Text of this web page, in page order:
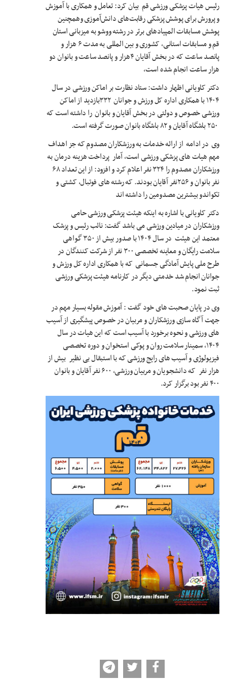
رئیس هیات پزشکی ورزشی قم بیان کرد: تعامل و همکاری با آموزش
و پرورش برای پوشش پزشکی رقابت‌های دانش‌آموزی وهمچنین
پوشش مسابقات المپیادهای برتر در رشته ووشو به میزبانی استان
قم و مسابقات استانی، کشوری و بین المللی به مدت ۶ هزار و
پانصد ساعت که در بخش آقایان ۴هزار و پانصد ساعت و بانوان دو
هزار ساعت انجام شده است،
دکتر کاویانی اظهار داشت: ستاد نظارت بر اماکن ورزشی در سال
۱۴۰۴ با همکاری اداره کل ورزش و جوانان ۳۳۲بازدید از اماکن
ورزشی خصوص و دولتی در بخش آقایان و بانوان را داشته است که
وی در ادامه از ارائه خدمات به ورزشکاران مصدوم که جز اهداف
مهم هیات های پزشکی ورزشی است، آمار پرداخت هزینه درمان به
ورزشکاران مصدوم را ۳۲۴ نفر اعلام کرد و افزود: از این تعداد ۶۸
نفر بانوان و ۲۵۶نفر آقایان بودند. که رشته های فوتبال، کشتی و
تکواندو بیشترین مصدومین را داشته اند
دکتر کاویانی با اشاره به اینکه هیئت پزشکی ورزشی حامی
ورزشکاران در میادین ورزشی می باشد گفت: نائب رئیس و پزشک
معتمد این هیئت در سال ۱۴۰۴ با صدور بیش از ۳۵۰ گواهی
سلامت رایگان و معاینه تخصصی ۳۰۰ نفر از شرکت کنندگان در
طرح ملی پایش آمادگی جسمانی که با همکاری اداره کل ورزش و
جوانان انجام شد خدمتی دیگر در کارنامه هیئت پزشکی ورزشی
ثبت نمود.
وی در پایان صحبت های خود گفت : آموزش مقوله بسیار مهم در
جهت آگاه سازی ورزشکاران و مربیان در خصوص پیشگیری از آسیب
های ورزشی و نحوه برخورد با آسیب است که این هیات در سال
۱۴۰۴، سمینار سلامت روان و پوکی استخوان و دوره تخصصی
فیزیولوژی و آسیب های رایج ورزشی که با استبقال بی نظیر بیش از
هزار نفر که دانشجویان و مربیان ورزشی، ۶۰۰ نفر آقایان و بانوان
۴۰۰ نفر بود برگزار کرد.